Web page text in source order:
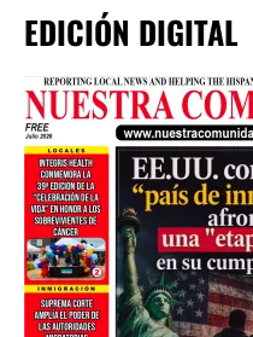
EDICIÓN DIGITAL